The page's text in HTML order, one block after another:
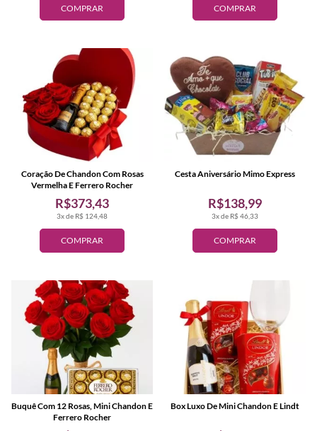
COMPRAR COMPRAR
COMPRAR
3x de R$ 124,48
R$373,43
Coração De Chandon Com Rosas
Vermelha E Ferrero Rocher
COMPRAR
3x de R$ 46,33
R$138,99
Cesta Aniversário Mimo Express
Buquê Com 12 Rosas, Mini Chandon E
Ferrero Rocher
Box Luxo De Mini Chandon E Lindt